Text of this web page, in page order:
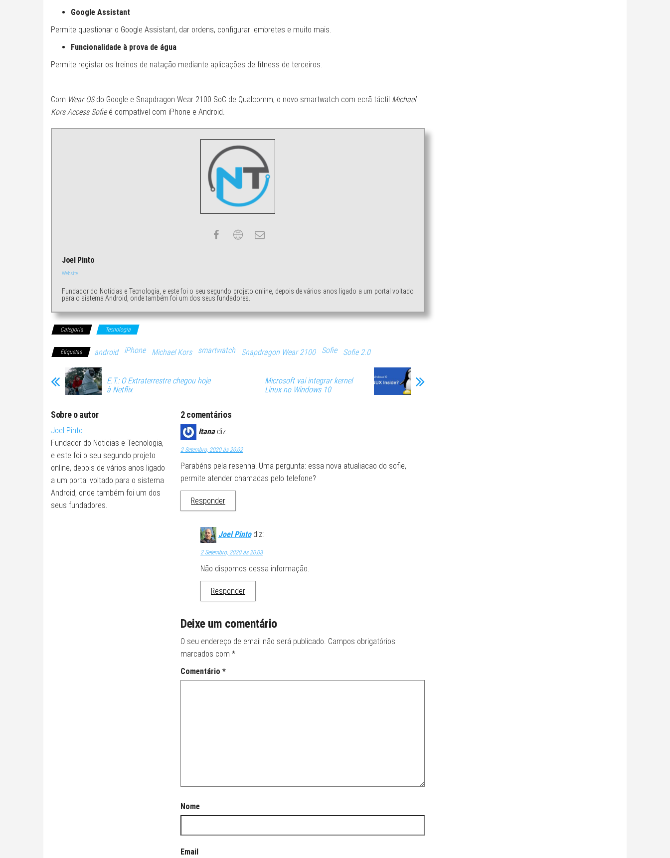
Google Assistant
Permite questionar o Google Assistant, dar ordens, configurar lembretes e muito mais.
Funcionalidade à prova de água
Permite registar os treinos de natação mediante aplicações de fitness de terceiros.
Com Wear OSdo Google e Snapdragon Wear 2100 SoC de Qualcomm, o novo smartwatch com ecrã táctil Michael
Kors Access Sofie é compatível com iPhone e Android.
Joel Pinto
Website
Fundador do Noticias e Tecnologia, e este foi o seu segundo projeto online, depois de vários anos ligado a um portal voltado
para o sistema Android, onde também foi um dos seus fundadores.
Categoria Tecnologia
Etiquetas android iPhone Michael Kors smartwatch Snapdragon Wear 2100 Sofie Sofie 2.0
E.T.: O Extraterrestre chegou hoje
à Netflix
Microsoft vai integrar kernel
Linux no Windows 10
Sobre o autor
Joel Pinto
Fundador do Noticias e Tecnologia,
e este foi o seu segundo projeto
online, depois de vários anos ligado
a um portal voltado para o sistema
Android, onde também foi um dos
seus fundadores.
2 comentários
Itana diz:
2 Setembro, 2020 às 20:02
Parabéns pela resenha! Uma pergunta: essa nova atualiacao do sofie,
permite atender chamadas pelo telefone?
Responder
Joel Pinto diz:
2 Setembro, 2020 às 20:03
Não dispomos dessa informação.
Responder
Deixe um comentário
O seu endereço de email não será publicado. Campos obrigatórios
marcados com *
Comentário *
Nome
Email